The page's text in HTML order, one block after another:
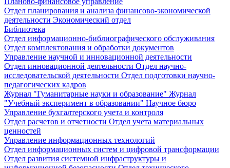
Отдел планирования и анализа финансово-экономической
деятельности Экономический отдел
Библиотека
Отдел информационно-библиографического обслуживания
Отдел комплектования и обработки документов
Управление научной и инновационной деятельности
Отдел инновационной деятельности Отдел научно-
исследовательской деятельности Отдел подготовки научно-
педагогических кадров
Журнал "Гуманитарные науки и образование" Журнал
"Учебный эксперимент в образовании" Научное бюро
Управление бухгалтерского учета и контроля
Отдел расчетов и отчетности Отдел учета материальных
ценностей
Управление информационных технологий
Отдел информационных систем и цифровой трансформации
Отдел развития системной инфраструктуры и